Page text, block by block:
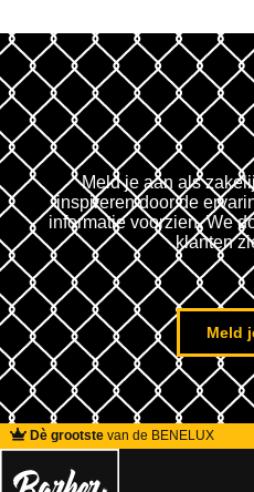
Meld je aan als
inspireren door de
informatie voorzien. We
klanten
Meld
Dè grootste van de BENELUX